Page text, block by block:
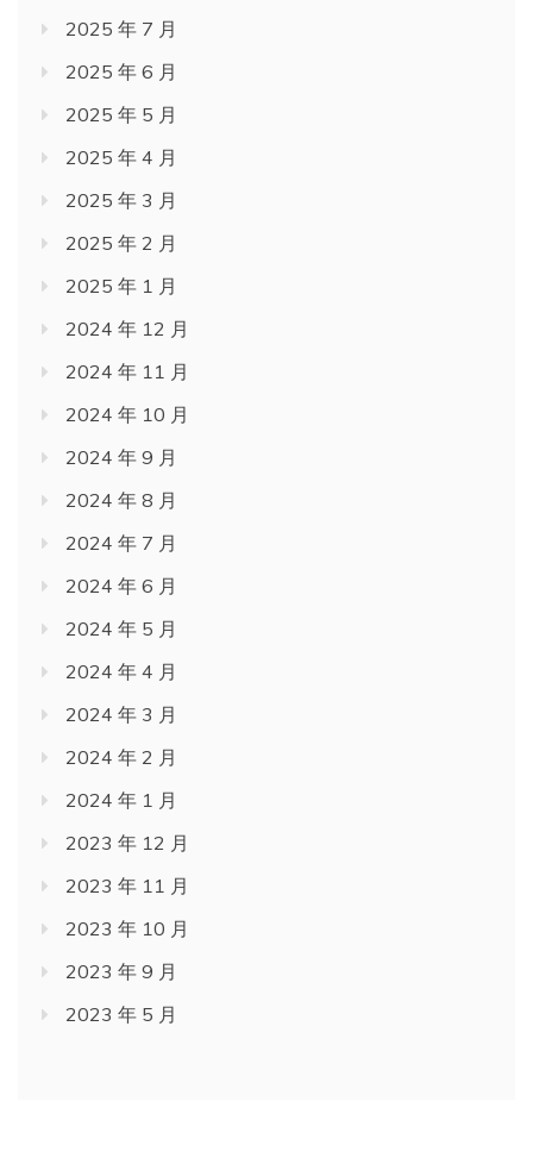
2025 年 7 月
2025 年 6 月
2025 年 5 月
2025 年 4 月
2025 年 3 月
2025 年 2 月
2025 年 1 月
2024 年 12 月
2024 年 11 月
2024 年 10 月
2024 年 9 月
2024 年 8 月
2024 年 7 月
2024 年 6 月
2024 年 5 月
2024 年 4 月
2024 年 3 月
2024 年 2 月
2024 年 1 月
2023 年 12 月
2023 年 11 月
2023 年 10 月
2023 年 9 月
2023 年 5 月